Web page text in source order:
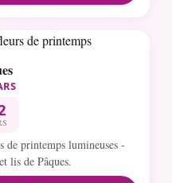
de printemps lumineuses -
lis de Pâques.